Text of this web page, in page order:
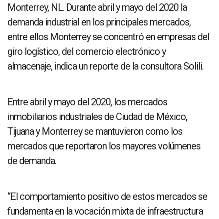
Monterrey, NL. Durante abril y mayo del 2020 la
demanda industrial en los principales mercados,
entre ellos Monterrey se concentró en empresas del
giro logístico, del comercio electrónico y
almacenaje, indica un reporte de la consultora Solili.
Entre abril y mayo del 2020, los mercados
inmobiliarios industriales de Ciudad de México,
Tijuana y Monterrey se mantuvieron como los
mercados que reportaron los mayores volúmenes
de demanda.
“El comportamiento positivo de estos mercados se
fundamenta en la vocación mixta de infraestructura